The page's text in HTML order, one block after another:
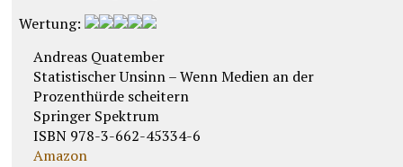
Wertung:
Andreas Quatember
Statistischer Unsinn – Wenn Medien an der
Prozenthürde scheitern
Springer Spektrum
Amazon